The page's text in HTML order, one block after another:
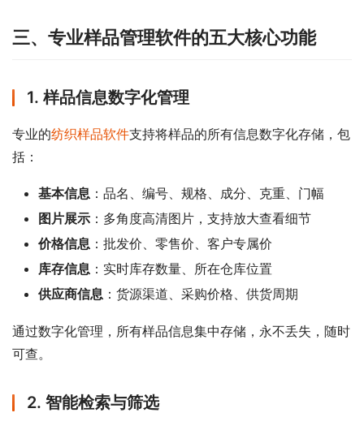
三、专业样品管理软件的五大核心功能
1. 样品信息数字化管理
专业的纺织样品软件支持将样品的所有信息数字化存储，包
括：
基本信息 ：品名、编号、规格、成分、克重、门幅
图片展示 ：多角度高清图片，支持放大查看细节
价格信息 ：批发价、零售价、客户专属价
库存信息 ：实时库存数量、所在仓库位置
供应商信息 ：货源渠道、采购价格、供货周期
通过数字化管理，所有样品信息集中存储，永不丢失，随时
可查。
2. 智能检索与筛选